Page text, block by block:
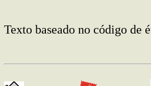
Texto baseado no código de